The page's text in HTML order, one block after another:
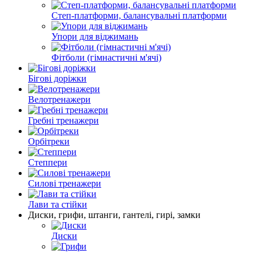
Степ-платформи, балансувальні платформи
Упори для віджимань
Фітболи (гімнастичні м'ячі)
Бігові доріжки
Велотренажери
Гребні тренажери
Орбітреки
Степпери
Силові тренажери
Лави та стійки
Диски, грифи, штанги, гантелі, гирі, замки
Диски